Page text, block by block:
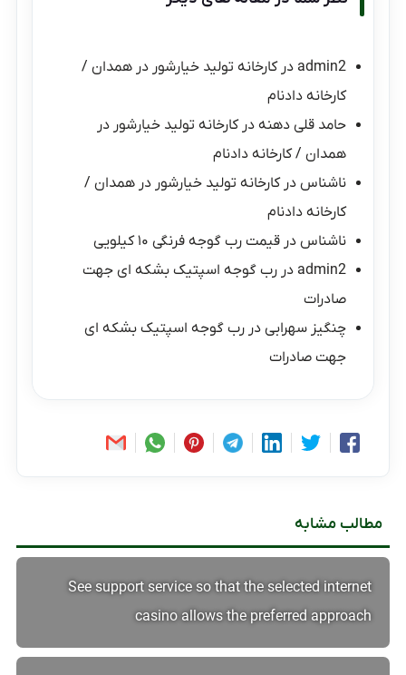
admin2 درکارخانه تولید خیارشور در همدان /
کارخانه دادنام
حامد قلی دهنه درکارخانه تولید خیارشور در
همدان / کارخانه دادنام
ناشناس درکارخانه تولید خیارشور در همدان /
کارخانه دادنام
ناشناس درقیمت رب گوجه فرنگی ۱۰ کیلویی
admin2 دررب گوجه اسپتیک بشکه ای جهت
صادرات
چنگیز سهرابی دررب گوجه اسپتیک بشکه ای
جهت صادرات
مطالب مشابه
See support service so that the selected internet
casino allows the preferred approach